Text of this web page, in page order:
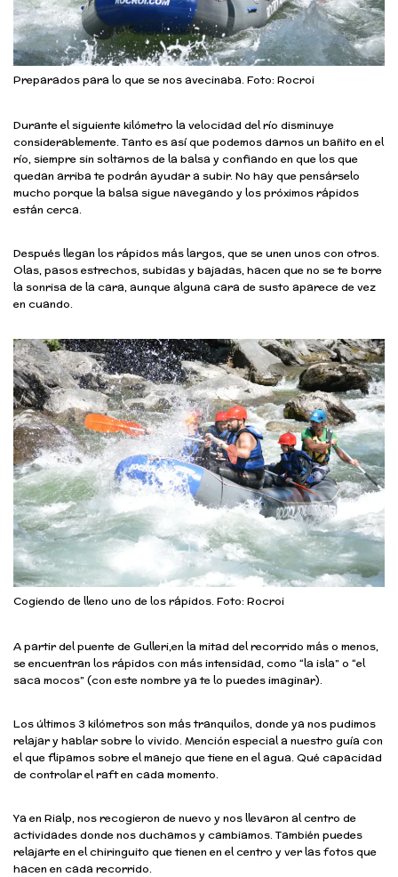
Preparados para lo que se nos avecinaba. Foto: Rocroi
Durante el siguiente kilómetro la velocidad del río disminuye
considerablemente. Tanto es así que podemos darnos un bañito en el
río, siempre sin soltarnos de la balsa y confiando en que los que
quedan arriba te podrán ayudar a subir. No hay que pensárselo
mucho porque la balsa sigue navegando y los próximos rápidos
están cerca.
Después llegan los rápidos más largos, que se unen unos con otros.
Olas, pasos estrechos, subidas y bajadas, hacen que no se te borre
la sonrisa de la cara, aunque alguna cara de susto aparece de vez
en cuando.
Cogiendo de lleno uno de los rápidos. Foto: Rocroi
A partir del puente de Gulleri,en la mitad del recorrido más o menos,
se encuentran los rápidos con más intensidad, como “la isla” o “el
saca mocos” (con este nombre ya te lo puedes imaginar).
Los últimos 3 kilómetros son más tranquilos, donde ya nos pudimos
relajar y hablar sobre lo vivido. Mención especial a nuestro guía con
el que flipamos sobre el manejo que tiene en el agua. Qué capacidad
de controlar el raft en cada momento.
Ya en Rialp, nos recogieron de nuevo y nos llevaron al centro de
actividades donde nos duchamos y cambiamos. También puedes
relajarte en el chiringuito que tienen en el centro y ver las fotos que
hacen en cada recorrido.